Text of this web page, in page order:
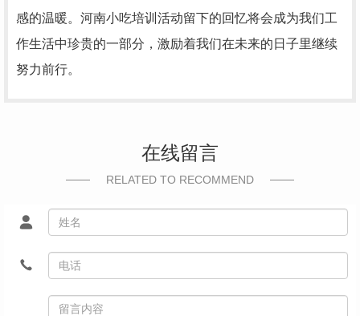
感的温暖。河南小吃培训活动留下的回忆将会成为我们工
作生活中珍贵的一部分，激励着我们在未来的日子里继续
努力前行。
在线留言
RELATED TO RECOMMEND